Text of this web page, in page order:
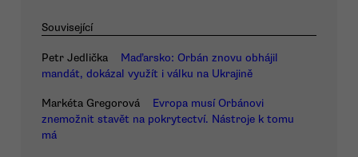
Související
Petr Jedlička
Maďarsko: Orbán znovu obhájil
mandát, dokázal využít i válku na Ukrajině
Markéta Gregorová
Evropa musí Orbánovi
znemožnit stavět na pokrytectví. Nástroje k tomu
má